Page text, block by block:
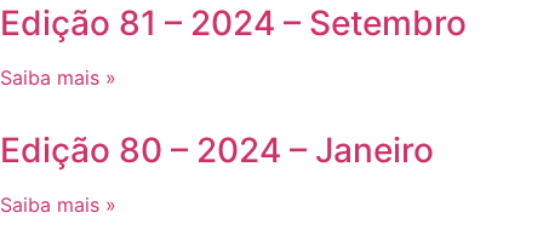
Edição 81 – 2024 – Setembro
Saiba mais »
Edição 80 – 2024 – Janeiro
Saiba mais »